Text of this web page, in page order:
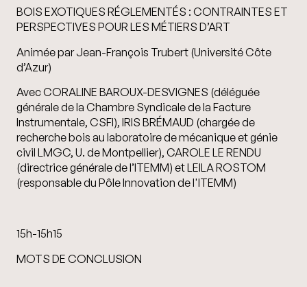
BOIS EXOTIQUES RÉGLEMENTÉS : CONTRAINTES ET
PERSPECTIVES POUR LES MÉTIERS D’ART
Animée par Jean-François Trubert (Université Côte
d’Azur)
Avec CORALINE BAROUX-DESVIGNES (déléguée
générale de la Chambre Syndicale de la Facture
Instrumentale, CSFI), IRIS BRÉMAUD (chargée de
recherche bois au laboratoire de mécanique et génie
civil LMGC, U. de Montpellier), CAROLE LE RENDU
(directrice générale de l’ITEMM) et LEILA ROSTOM
(responsable du Pôle Innovation de l'ITEMM)
15h-15h15
MOTS DE CONCLUSION